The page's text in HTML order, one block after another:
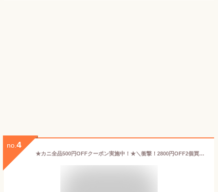
no. 4
★カニ全品500円OFFクーポン実施中！★＼衝撃！2800円OFF2個買いクーポン配布中！／特大7L〜5L生ずわい半むき身 1.8kg超◇総重量約2.3kg【送料無料】［ 剥き身 生ずわい蟹 ズワイ蟹 ］